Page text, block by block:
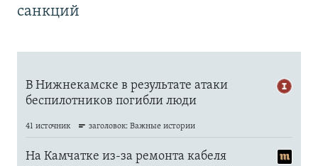
санкций